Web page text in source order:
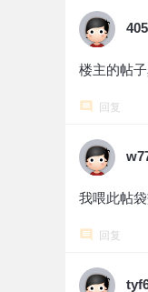
楼主的帖
回复
我喂此帖
回复